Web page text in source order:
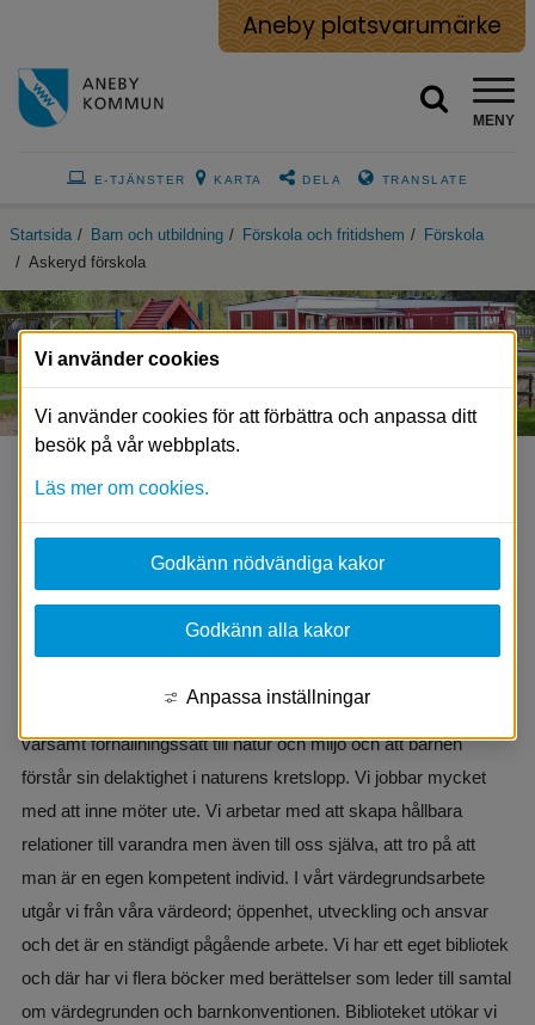
Aneby platsvarumärke
MENY
E-TJÄNSTER KARTA DELA TRANSLATE
Startsida / Barn och utbildning / Förskola och fritidshem / Förskola
/ Askeryd förskola
Askeryd förskola
Vi är en förskola med bara en avdelning men med rymliga
lokaler och förskolan ligger på landsbygden i det natursköna
Askeryd. Vi har närheten till skogen där vi har vår egen plats
med ett eget stort vindskydd. På gården har vi våra egna
arbetar med hållbar förskola där barnen får lära sig att ha ett
varsamt förhållningssätt till natur och miljö och att barnen
förstår sin delaktighet i naturens kretslopp. Vi jobbar mycket
med att inne möter ute. Vi arbetar med att skapa hållbara
relationer till varandra men även till oss själva, att tro på att
man är en egen kompetent individ. I vårt värdegrundsarbete
utgår vi från våra värdeord; öppenhet, utveckling och ansvar
och det är en ständigt pågående arbete. Vi har ett eget bibliotek
och där har vi flera böcker med berättelser som leder till samtal
om värdegrunden och barnkonventionen. Biblioteket utökar vi
Vi använder cookies
Vi använder cookies för att förbättra och anpassa ditt
besök på vår webbplats.
Läs mer om cookies.
Godkänn nödvändiga kakor
Godkänn alla kakor
Anpassa inställningar